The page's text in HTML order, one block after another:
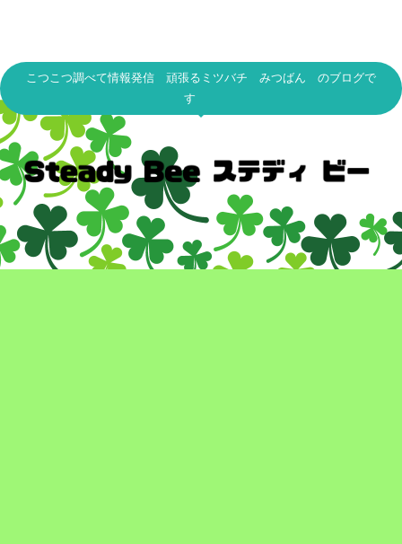
こつこつ調べて情報発信 頑張るミツバチ みつばん のブログで
す